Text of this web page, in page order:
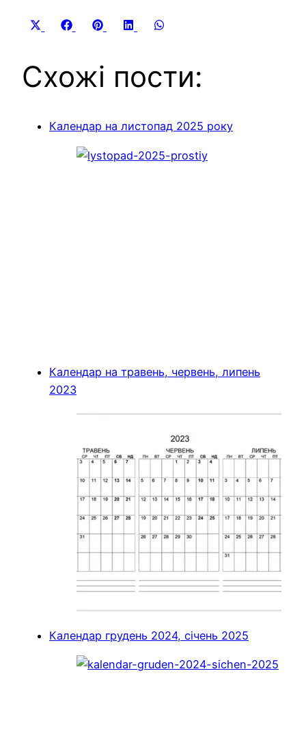
Share
Share
Facebook
Share
PinterestShare
LinkedIn
Схожі пости:
Календар на листопад 2025 року
Календар на травень, червень, липень
2023
Календар грудень 2024, січень 2025